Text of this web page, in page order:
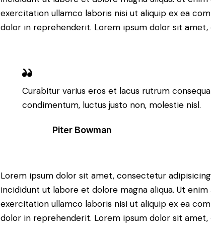
exercitation ullamco laboris nisi ut aliquip ex ea
dolor in reprehenderit. Lorem ipsum dolor sit
Curabitur varius eros et lacus rutrum
condimentum, luctus justo non, molestie nisl.
Piter Bowman
Lorem ipsum dolor sit amet, consectetur
incididunt ut labore et dolore magna aliqua. Ut
exercitation ullamco laboris nisi ut aliquip ex ea
dolor in reprehenderit. Lorem ipsum dolor sit